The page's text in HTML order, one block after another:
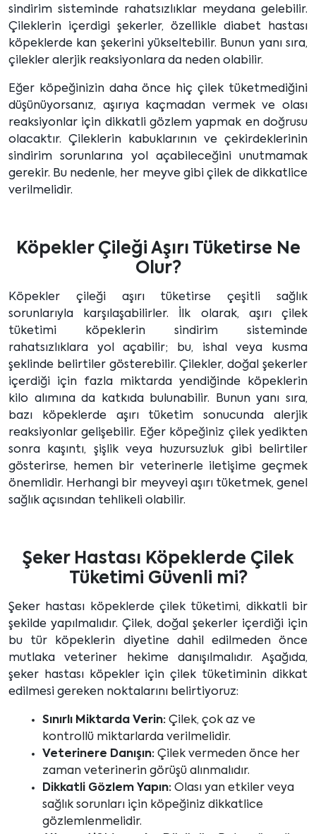
sindirim sisteminde rahatsızlıklar meydana gelebilir.
Çileklerin içerdigi şekerler, özellikle diabet hastası
köpeklerde kan şekerini yükseltebilir. Bunun yanı sıra,
çilekler alerjik reaksiyonlara da neden olabilir.
Eğer köpeğinizin daha önce hiç çilek tüketmediğini
düşünüyorsanız, aşırıya kaçmadan vermek ve olası
reaksiyonlar için dikkatli gözlem yapmak en doğrusu
olacaktır. Çileklerin kabuklarının ve çekirdeklerinin
sindirim sorunlarına yol açabileceğini unutmamak
gerekir. Bu nedenle, her meyve gibi çilek de dikkatlice
verilmelidir.
Köpekler Çileği Aşırı Tüketirse Ne
Olur?
Köpekler çileği aşırı tüketirse çeşitli sağlık
sorunlarıyla karşılaşabilirler. İlk olarak, aşırı çilek
tüketimi köpeklerin sindirim sisteminde
rahatsızlıklara yol açabilir; bu, ishal veya kusma
şeklinde belirtiler gösterebilir. Çilekler, doğal şekerler
içerdiği için fazla miktarda yendiğinde köpeklerin
kilo alımına da katkıda bulunabilir. Bunun yanı sıra,
bazı köpeklerde aşırı tüketim sonucunda alerjik
reaksiyonlar gelişebilir. Eğer köpeğiniz çilek yedikten
sonra kaşıntı, şişlik veya huzursuzluk gibi belirtiler
gösterirse, hemen bir veterinerle iletişime geçmek
önemlidir. Herhangi bir meyveyi aşırı tüketmek, genel
sağlık açısından tehlikeli olabilir.
Şeker Hastası Köpeklerde Çilek
Tüketimi Güvenli mi?
Şeker hastası köpeklerde çilek tüketimi, dikkatli bir
şekilde yapılmalıdır. Çilek, doğal şekerler içerdiği için
bu tür köpeklerin diyetine dahil edilmeden önce
mutlaka veteriner hekime danışılmalıdır. Aşağıda,
şeker hastası köpekler için çilek tüketiminin dikkat
edilmesi gereken noktalarını belirtiyoruz:
Sınırlı Miktarda Verin: Çilek, çok az ve
kontrollü miktarlarda verilmelidir.
Veterinere Danışın: Çilek vermeden önce her
zaman veterinerin görüşü alınmalıdır.
Dikkatli Gözlem Yapın: Olası yan etkiler veya
sağlık sorunları için köpeğiniz dikkatlice
gözlemlenmelidir.